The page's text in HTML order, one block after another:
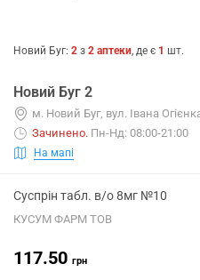
Новий Буг: 2 з 2 аптеки, де є 1 шт.
Новий Буг 2
м. Новий Буг, вул. Івана
Зачинено. Пн-Нд: 08:00-21:00
На мапі
Суспрін табл. в/о 8мг №10
КУСУМ ФАРМ ТОВ
117.50 грн